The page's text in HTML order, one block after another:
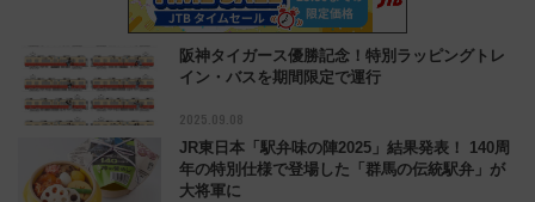
阪神タイガース優勝記念！特別ラッピングトレ
イン・バスを期間限定で運行
2025.09.08
JR東日本「駅弁味の陣2025」結果発表！ 140周
年の特別仕様で登場した「群馬の伝統駅弁」が
大将軍に